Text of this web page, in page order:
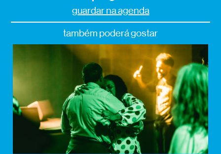
guardar na agenda
também poderá gostar